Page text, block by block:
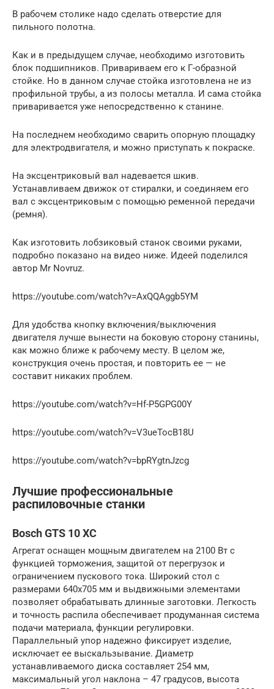
В рабочем столике надо сделать отверстие для
пильного полотна.
Как и в предыдущем случае, необходимо изготовить
блок подшипников. Привариваем его к Г-образной
стойке. Но в данном случае стойка изготовлена не из
профильной трубы, а из полосы металла. И сама стойка
приваривается уже непосредственно к станине.
На последнем необходимо сварить опорную площадку
для электродвигателя, и можно приступать к покраске.
На эксцентриковый вал надевается шкив.
Устанавливаем движок от стиралки, и соединяем его
вал с эксцентриковым с помощью ременной передачи
(ремня).
Как изготовить лобзиковый станок своими руками,
подробно показано на видео ниже. Идеей поделился
автор Mr Novruz.
https://youtube.com/watch?v=AxQQAggb5YM
Для удобства кнопку включения/выключения
двигателя лучше вынести на боковую сторону станины,
как можно ближе к рабочему месту. В целом же,
конструкция очень простая, и повторить ее — не
составит никаких проблем.
https://youtube.com/watch?v=Hf-P5GPG00Y
https://youtube.com/watch?v=V3ueTocB18U
https://youtube.com/watch?v=bpRYgtnJzcg
Лучшие профессиональные
распиловочные станки
Bosch GTS 10 XC
Агрегат оснащен мощным двигателем на 2100 Вт с
функцией торможения, защитой от перегрузок и
ограничением пускового тока. Широкий стол с
размерами 640х705 мм и выдвижными элементами
позволяет обрабатывать длинные заготовки. Легкость
и точность распила обеспечивает продуманная система
подачи материала, функции регулировки.
Параллельный упор надежно фиксирует изделие,
исключает ее выскальзывание. Диаметр
устанавливаемого диска составляет 254 мм,
максимальный угол наклона – 47 градусов, высота